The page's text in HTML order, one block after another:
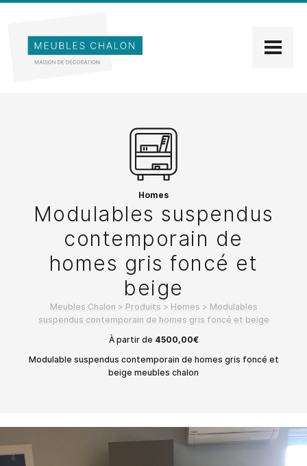
Homes
Modulables suspendus
contemporain de
homes gris foncé et
beige
Meubles Chalon > Produits > Homes > Modulables
suspendus contemporain de homes gris foncé et beige
À partir de 4500,00€
Modulable suspendus contemporain de homes gris foncé et
beige meubles chalon